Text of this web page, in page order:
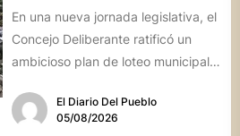
En una nueva jornada legislativa, el
Concejo Deliberante ratificó un
ambicioso plan de loteo municipal,
por...
El Diario Del Pueblo
05/08/2026